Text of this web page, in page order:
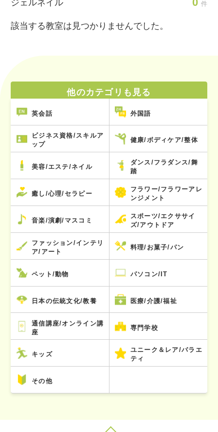
ジェルネイル 件
該当する教室は見つかりませんでした。
他のカテゴリも見る
英会話 外国語
ビジネス資格/スキルア
ップ
健康/ボディケア/整体
美容/エステ/ネイル
ダンス/フラダンス/舞
踏
癒し/心理/セラピー
フラワー/フラワーアレ
ンジメント
音楽/演劇/マスコミ
スポーツ/エクササイ
ズ/アウトドア
ファッション/インテリ
ア/アート
料理/お菓子/パン
ペット/動物 パソコン/IT
日本の伝統文化/教養 医療/介護/福祉
通信講座/オンライン講
座
専門学校
キッズ
ユニーク＆レア/バラエ
ティ
その他